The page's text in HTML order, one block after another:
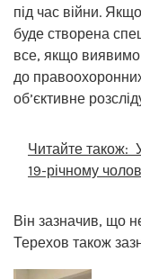
під час війни.
буде створена
все, якщо
до
об’єктивне
Читайте також:
19-річному
Він зазначив, що
Терехов також